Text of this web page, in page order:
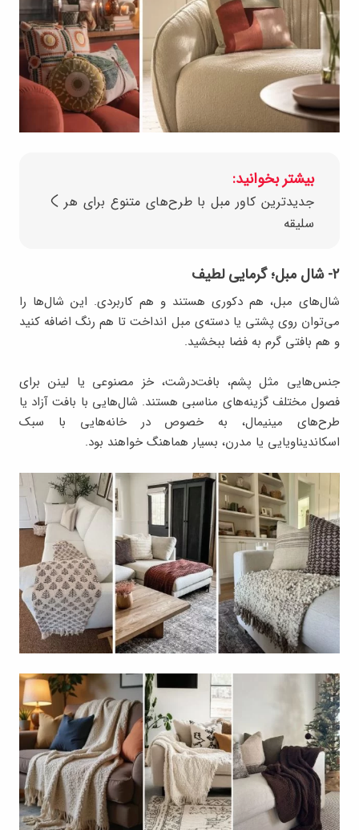
بیشتر بخوانید:
جدیدترین کاور مبل با طرح‌های متنوع برای هر
سلیقه
۲- شال مبل؛ گرمایی لطیف
شال‌های مبل، هم دکوری هستند و هم کاربردی. این شال‌ها را
می‌توان روی پشتی یا دسته‌ی مبل انداخت تا هم رنگ اضافه کنید
و هم بافتی گرم به فضا ببخشید.
جنس‌هایی مثل پشم، بافت‌درشت، خز مصنوعی یا لینن برای
فصول مختلف گزینه‌های مناسبی هستند. شال‌هایی با بافت آزاد یا
طرح‌های مینیمال، به‌ خصوص در خانه‌هایی با سبک
اسکاندیناویایی یا مدرن، بسیار هماهنگ خواهند بود.